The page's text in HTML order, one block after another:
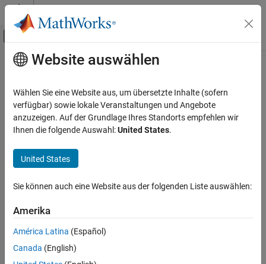
Weiter zum Inhalt
Umschaltung für Off-Canvas-
Startseite der Dokumentation
Hauptinhalt
How useful was this information?
Website auswählen
Wählen Sie eine Website aus, um übersetzte Inhalte (sofern
verfügbar) sowie lokale Veranstaltungen und Angebote
anzuzeigen. Auf der Grundlage Ihres Standorts empfehlen wir
Ihnen die folgende Auswahl:United States.
United States
Sie können auch eine Website aus der folgenden Liste auswählen:
Amerika
América Latina (Español)
Canada (English)